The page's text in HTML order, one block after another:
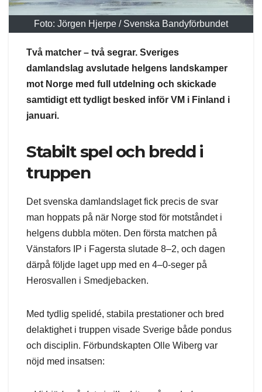
Foto: Jörgen Hjerpe / Svenska Bandyförbundet
Två matcher – två segrar. Sveriges
damlandslag avslutade helgens landskamper
mot Norge med full utdelning och skickade
samtidigt ett tydligt besked inför VM i Finland i
januari.
Stabilt spel och bredd i
truppen
Det svenska damlandslaget fick precis de svar
man hoppats på när Norge stod för motståndet i
helgens dubbla möten. Den första matchen på
Vänstafors IP i Fagersta slutade 8–2, och dagen
därpå följde laget upp med en 4–0‑seger på
Herosvallen i Smedjebacken.
Med tydlig spelidé, stabila prestationer och bred
delaktighet i truppen visade Sverige både pondus
och disciplin. Förbundskapten Olle Wiberg var
nöjd med insatsen: